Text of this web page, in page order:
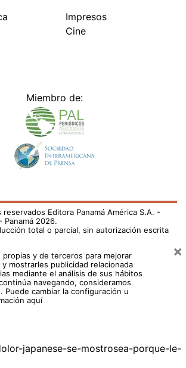
Impresos
Cine
Miembro de:
Editora Panamá América S.A. -
Panamá 2026.
total o parcial, sin autorización escrita
propias y de terceros para mejorar
mostrarles publicidad relacionada
mediante el análisis de sus hábitos
navegando, consideramos
Puede cambiar la configuración u
aquí
×
japanese-se-mostrosea-porque-le-